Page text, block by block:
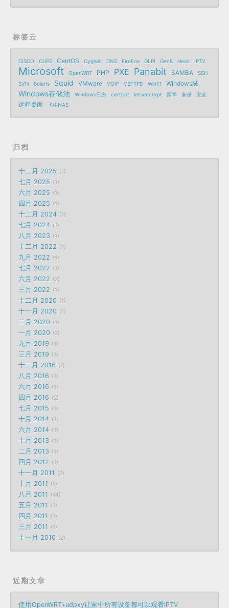
标签云
CISCO CUPS CentOS Cygwin DNS FireFox GLPI Gen8 Hexo IPTV
Microsoft OpenWRT PHP PXE Panabit SAMBA
SSH
SVN
Solaris Squid VMware VOIP VSFTPD Win11 Windows域
Windows存储池 Windows日志 certbot letsencrypt 国学 备份 安全
远程桌面 飞牛NAS
归档
十二月 2025 1
七月 2025 1
六月 2025 1
四月 2025 1
十二月 2024 1
七月 2024 1
八月 2023 1
十二月 2022 1
九月 2022 1
七月 2022 1
六月 2022 2
三月 2022 1
十二月 2020 1
十一月 2020 1
二月 2020 1
一月 2020 2
九月 2019 1
三月 2019 1
十二月 2016 1
八月 2016 1
六月 2016 1
四月 2016 2
七月 2015 1
十月 2014 1
六月 2014 1
十月 2013 1
二月 2013 1
四月 2012 1
十一月 2011 2
十月 2011 1
八月 2011 14
五月 2011 1
四月 2011 1
三月 2011 1
十一月 2010 2
近期文章
使用OpenWRT+udpxy让家中所有设备都可以观看IPTV